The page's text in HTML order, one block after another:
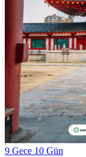
9 Gece 10 Gün